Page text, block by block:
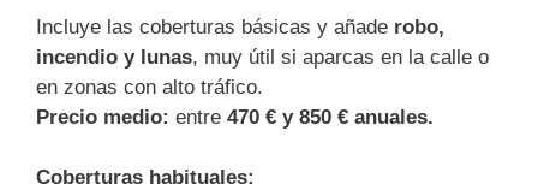
Incluye las coberturas básicas y añade robo,
incendio y lunas, muy útil si aparcas en la calle o
en zonas con alto tráfico.
Precio medio: entre 470 € y 850 € anuales.
Coberturas habituales: